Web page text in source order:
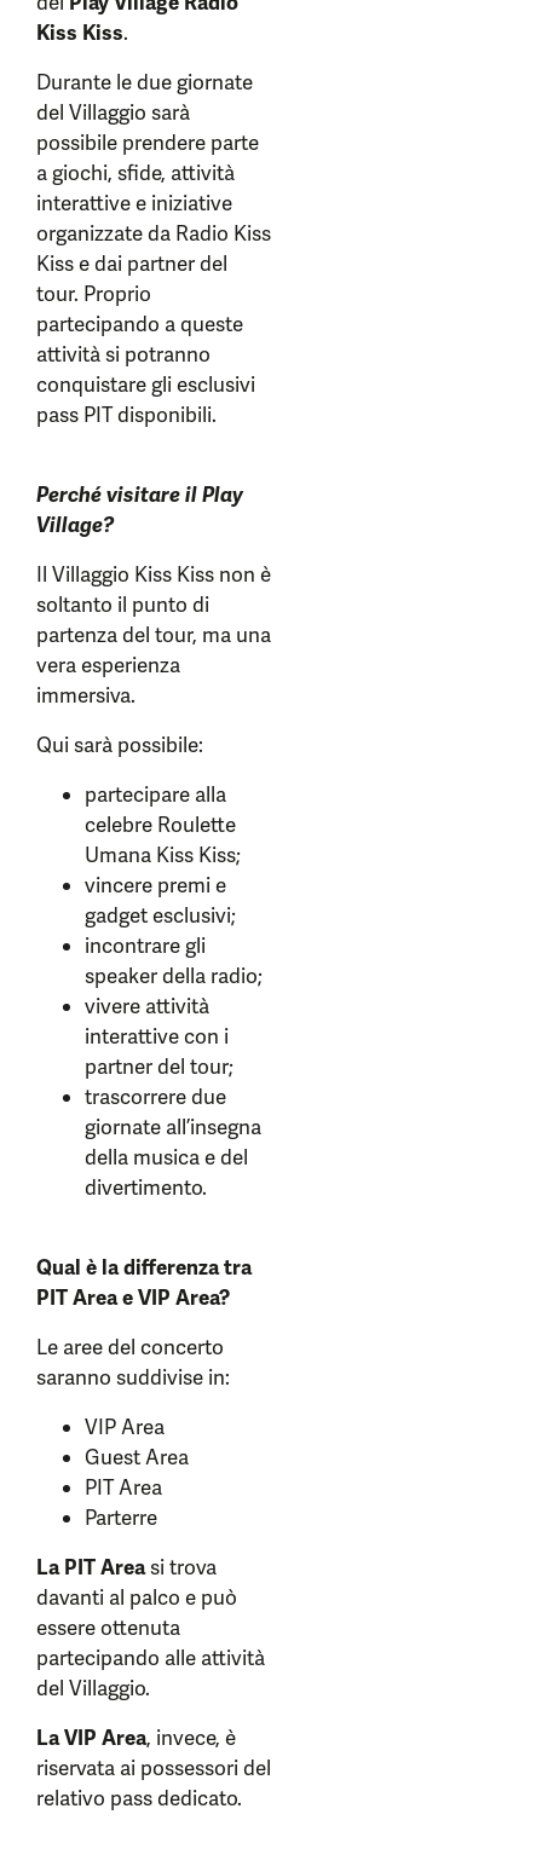
Kiss Kiss.
Durante le due giornate
del Villaggio sarà
possibile prendere parte
a giochi, sfide, attività
interattive e iniziative
organizzate da Radio Kiss
Kiss e dai partner del
tour. Proprio
partecipando a queste
attività si potranno
conquistare gli esclusivi
pass PIT disponibili.
Perché visitare il Play
Village?
Il Villaggio Kiss Kiss non è
soltanto il punto di
partenza del tour, ma una
vera esperienza
immersiva.
Qui sarà possibile:
partecipare alla
celebre Roulette
Umana Kiss Kiss;
vincere premi e
gadget esclusivi;
incontrare gli
speaker della radio;
vivere attività
interattive con i
partner del tour;
trascorrere due
giornate all’insegna
della musica e del
divertimento.
Qual è la differenza tra
PIT Area e VIP Area?
Le aree del concerto
saranno suddivise in:
VIP Area
Guest Area
PIT Area
Parterre
La PIT Areasi trova
davanti al palco e può
essere ottenuta
partecipando alle attività
del Villaggio.
La VIP Area, invece, è
riservata ai possessori del
relativo pass dedicato.